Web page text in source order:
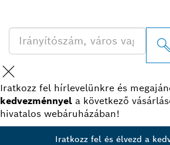
Iratkozz fel hírlevelünkre és
kedvezménnyel a következő
hivatalos webáruházában!
Iratkozz fel és élvezd a